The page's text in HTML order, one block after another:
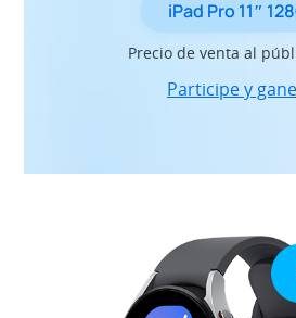
iPad Pro 11″
Precio de venta al
Participe y gane